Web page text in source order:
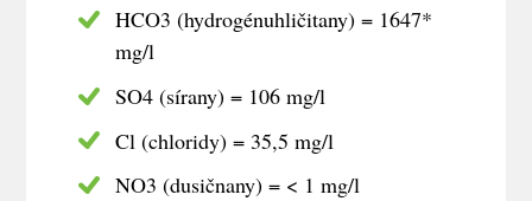
HCO3 (hydrogénuhličitany) = 1647*
mg/l
SO4 (sírany) = 106 mg/l
Cl (chloridy) = 35,5 mg/l
NO3 (dusičnany) = < 1 mg/l